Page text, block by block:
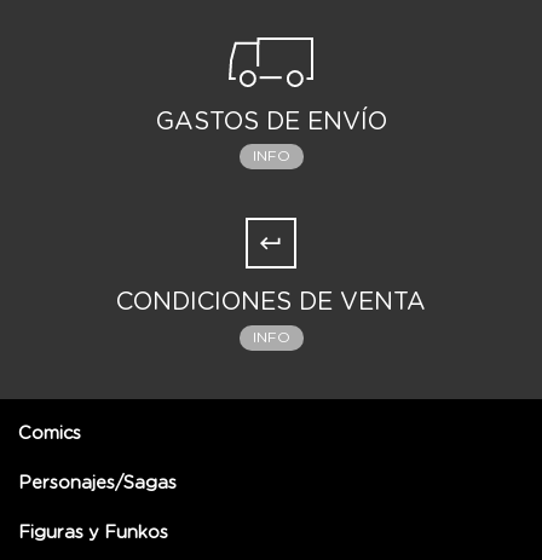
GASTOS DE ENVÍO
INFO
CONDICIONES DE VENTA
INFO
Comics
Personajes/Sagas
Figuras y Funkos